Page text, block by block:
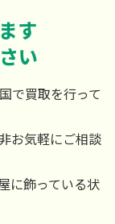
す
い
で買取を行って
お気軽にご相談
に飾っている状